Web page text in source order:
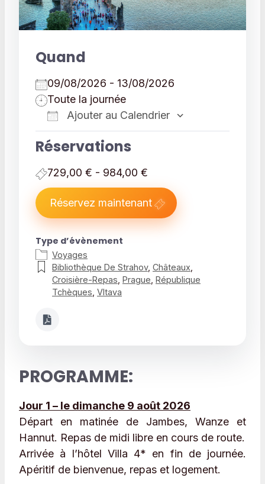
Quand
09/08/2026 - 13/08/2026
Toute la journée
Ajouter au Calendrier
Réservations
729,00 € - 984,00 €
Réservez maintenant
Type d’évènement
Voyages
Bibliothèque De Strahov, Châteaux,
Croisière-Repas, Prague, République
Tchèques, Vltava
PROGRAMME:
Jour 1 – le dimanche 9 août 2026
Départ en matinée de Jambes, Wanze et
Hannut. Repas de midi libre en cours de route.
Arrivée à l’hôtel Villa 4* en fin de journée.
Apéritif de bienvenue, repas et logement.